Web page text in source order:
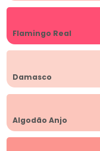
Flamingo Real
Damasco
Algodão Anjo